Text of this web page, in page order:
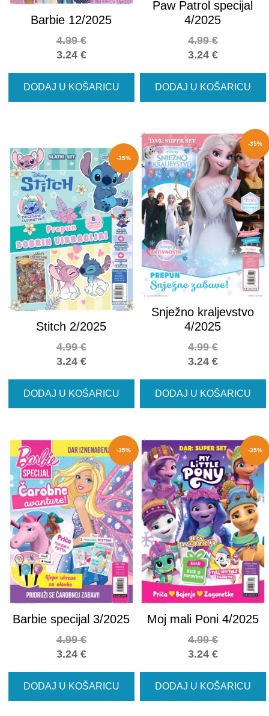
Barbie 12/2025
3.24 €
4.99€
DODAJ U KOŠARICU
Paw Patrol specijal
4/2025
3.24 €
4.99€
DODAJ U KOŠARICU
-35%
Stitch 2/2025
3.24 €
4.99€
DODAJ U KOŠARICU
-35%
Snježno kraljevstvo
4/2025
3.24 €
4.99€
DODAJ U KOŠARICU
-35%
Barbie specijal 3/2025
3.24 €
4.99€
DODAJ U KOŠARICU
-35%
Moj mali Poni 4/2025
3.24 €
4.99€
DODAJ U KOŠARICU